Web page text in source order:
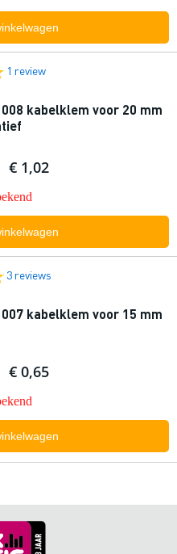
1 review
kabelklem voor 20 mm
€ 1,02
3 reviews
kabelklem voor 15 mm
€ 0,65